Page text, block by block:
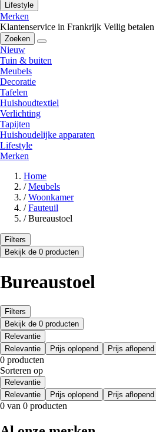
Lifestyle
Merken
Klantenservice in Frankrijk Veilig betalen
Zoeken
Nieuw
Tuin & buiten
Meubels
Decoratie
Tafelen
Huishoudtextiel
Verlichting
Tapijten
Huishoudelijke apparaten
Lifestyle
Merken
Home
/ Meubels
/ Woonkamer
/ Fauteuil
/ Bureaustoel
Filters
Bekijk de 0 producten
Bureaustoel
Filters
Bekijk de 0 producten
Relevantie
Relevantie
Prijs oplopend Prijs aflopend
0 producten
Sorteren op
Relevantie
Relevantie
Prijs oplopend Prijs aflopend
0 van 0 producten